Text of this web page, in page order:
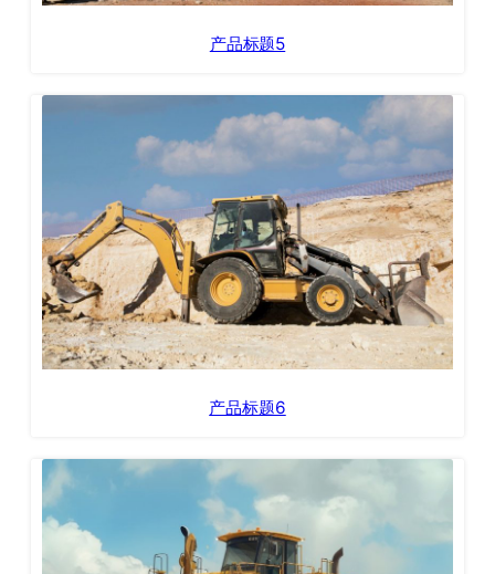
产品标题5
产品标题6